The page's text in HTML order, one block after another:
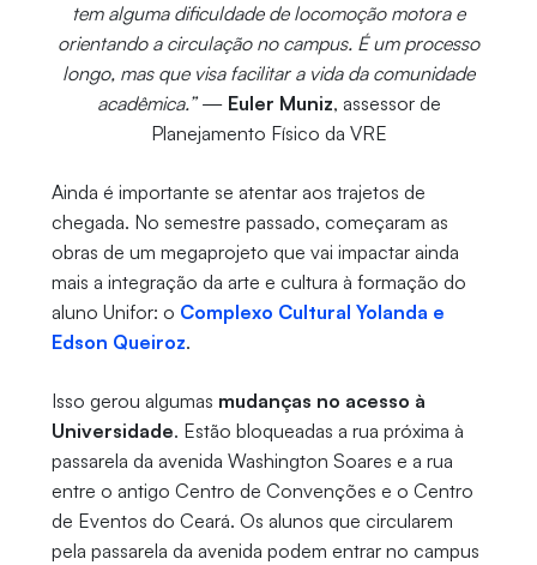
tem alguma dificuldade de locomoção motora e
orientando a circulação no campus. É um processo
longo, mas que visa facilitar a vida da comunidade
acadêmica.”— Euler Muniz, assessor de
Planejamento Físico da VRE
Ainda é importante se atentar aos trajetos de
chegada. No semestre passado, começaram as
obras de um megaprojeto que vai impactar ainda
mais a integração da arte e cultura à formação do
aluno Unifor: o Complexo Cultural Yolanda e
Edson Queiroz.
Isso gerou algumas mudanças no acesso à
Universidade. Estão bloqueadas a rua próxima à
passarela da avenida Washington Soares e a rua
entre o antigo Centro de Convenções e o Centro
de Eventos do Ceará. Os alunos que circularem
pela passarela da avenida podem entrar no campus